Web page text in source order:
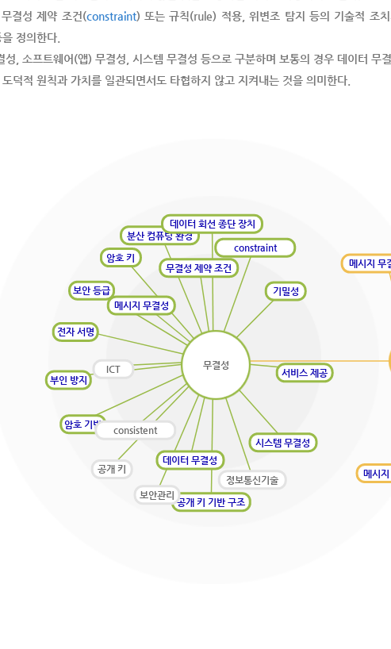
결성 제약 조건(constraint) 또는 규칙(rule) 적용, 위변조 탐지 등의 기술적 조
정의한다.
, 소프트웨어(앱) 무결성, 시스템 무결성 등으로 구분하며 보통의 경우 데이터 무
덕적 원칙과 가치를 일관되면서도 타협하지 않고 지켜내는 것을 의미한다.
전자 서명
기밀성
공개 키
암호 기법
부인 방지
공개 키 기반 구조
보안 등급
암호 키
분산 컴퓨팅 환경
데이터 회선 종단 장치
보안관리
constraint
시스템 무결성
데이터 무결성
서비스 제공
무결성 제약 조건
메시지 무결성
ICT
consistent
정보통신기술
메시
메시지 무
무결성